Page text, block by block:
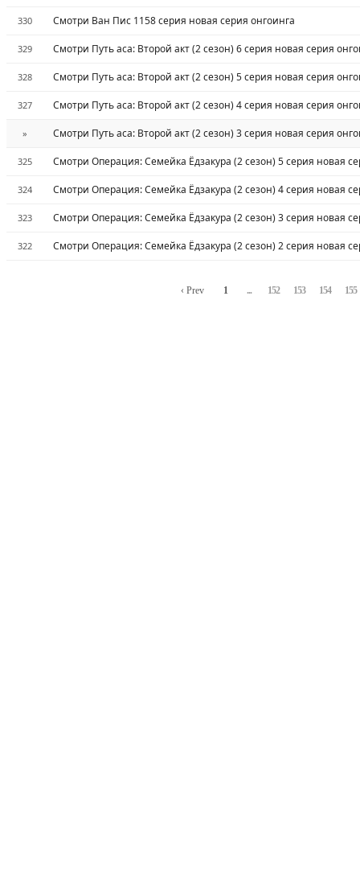
330 Смотри Ван Пис 1158 серия новая серия онгоинга
329 Смотри Путь аса: Второй акт (2 сезон) 6 серия новая серия
328 Смотри Путь аса: Второй акт (2 сезон) 5 серия новая серия
327 Смотри Путь аса: Второй акт (2 сезон) 4 серия новая серия
» Смотри Путь аса: Второй акт (2 сезон) 3 серия новая серия
325 Смотри Операция: Семейка Ёдзакура (2 сезон) 5 серия новая
324 Смотри Операция: Семейка Ёдзакура (2 сезон) 4 серия новая
323 Смотри Операция: Семейка Ёдзакура (2 сезон) 3 серия новая
322 Смотри Операция: Семейка Ёдзакура (2 сезон) 2 серия новая
‹ Prev 1 ... 152 153 154 155